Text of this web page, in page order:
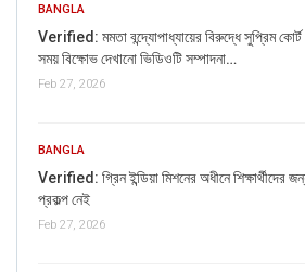
On further investigation, we found
French fantasy movie written and
Ozon.
BANGLA
Verified: মমতা বন্দ্যোপাধ্যায়ের বিরুদ্ধে সুপ্রিম
সময় বিক্ষোভ দেখানো ভিডিওটি সম্পাদনা…
Feb 27, 2026
BANGLA
Verified: গ্রিন ইন্ডিয়া মিশনের অধীনে শিক্ষার্থীদের
প্রকল্প নেই
Feb 27, 2026